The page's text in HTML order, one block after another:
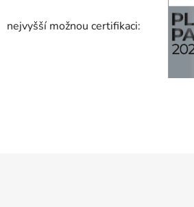
nejvyšší možnou certifikaci: